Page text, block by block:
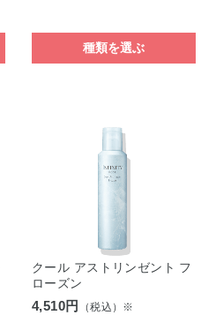
種類を選ぶ
クール アストリンゼント フ
ローズン
4,510円 （税込）※